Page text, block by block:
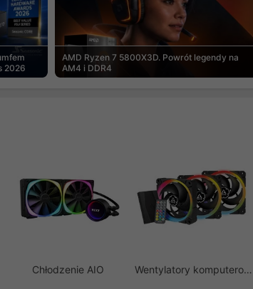
2026
AMD Ryzen 7 5800X3D. Powrót legendy na
AM4 i DDR4
Chłodzenie AIO Wentylatory komputerowe